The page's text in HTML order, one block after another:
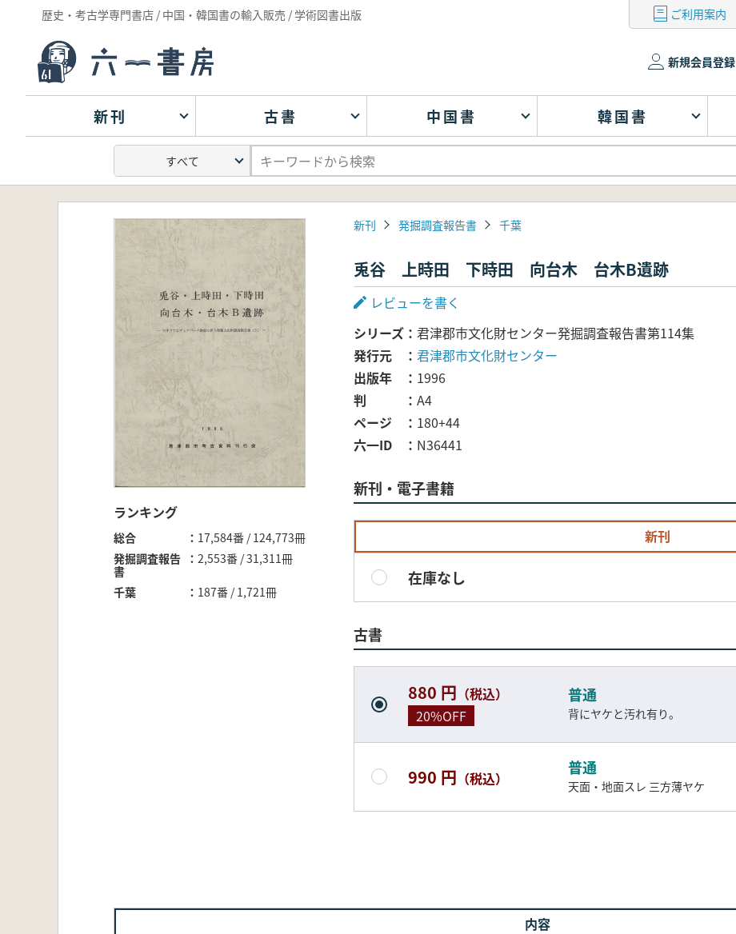
歴史・考古学専門書店 / 中国・韓国書の輸入販売 / 学術図書出版 ご利用案内
新規会員登録
新刊 古書 中国書 韓国書
ランキング
総合
17,584番 / 124,773冊
発掘調査報告
書
2,553番 / 31,311冊
千葉 187番 / 1,721冊
新刊 発掘調査報告書 千葉
兎谷 上時田 下時田 向台木 台木B遺跡
レビューを書く
シリーズ
君津郡市文化財センター発掘調査報告書第114集
発行元
君津郡市文化財センター
出版年
1996
判
A4
ページ
180+44
六一ID
N36441
新刊・電子書籍
新刊
在庫なし
古書
880 円 （税込）
20%OFF
普通
背にヤケと汚れ有り。
990 円 （税込）
普通
天面・地面スレ 三方薄ヤケ
内容